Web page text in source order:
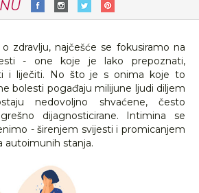
zdravlju, najčešće se fokusiramo na
- one koje je lako prepoznati,
i liječiti. No što je s onima koje to
bolesti pogađaju milijune ljudi diljem
nedovoljno shvaćene, često
dijagnosticirane. Intimina se
- širenjem svijesti i promicanjem
autoimunih stanja.